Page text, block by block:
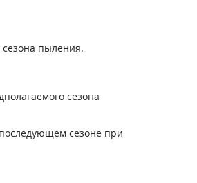
пыления.
сезона
сезоне при